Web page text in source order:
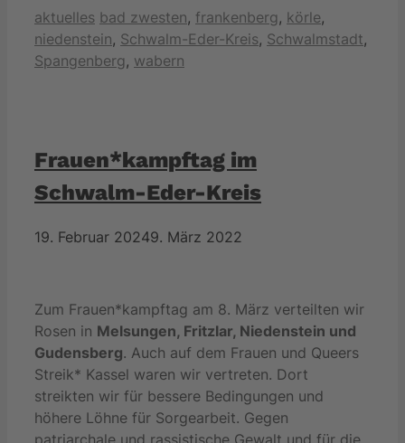
Kategorien
aktuelles Schlagwörter
bad zwesten, frankenberg, körle,
niedenstein, Schwalm-Eder-Kreis, Schwalmstadt,
Spangenberg, wabern
Frauen*kampftag im
Schwalm-Eder-Kreis
19. Februar 20249. März 2022
Zum Frauen*kampftag am 8. März verteilten wir
Rosen in Melsungen, Fritzlar, Niedenstein und
Gudensberg. Auch auf dem Frauen und Queers
Streik* Kassel waren wir vertreten. Dort
streikten wir für bessere Bedingungen und
höhere Löhne für Sorgearbeit. Gegen